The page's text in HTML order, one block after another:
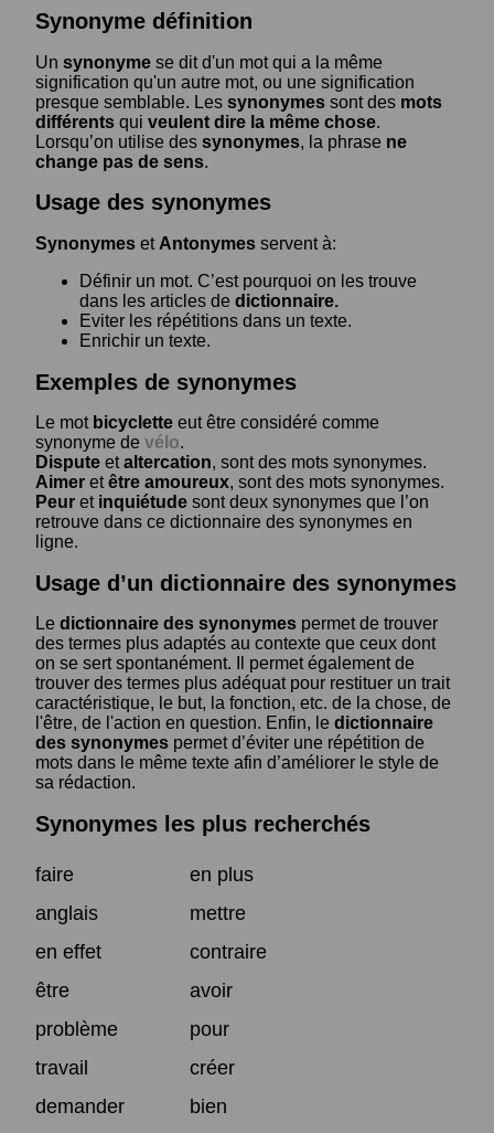
Synonyme définition
Un synonyme se dit d'un mot qui a la même
signification qu'un autre mot, ou une signification
presque semblable. Les synonymes sont des mots
différents qui veulent dire la même chose.
Lorsqu’on utilise des synonymes, la phrase ne
change pas de sens.
Usage des synonymes
Synonymes et Antonymes servent à:
Définir un mot. C’est pourquoi on les trouve
dans les articles de dictionnaire.
Eviter les répétitions dans un texte.
Enrichir un texte.
Exemples de synonymes
Le mot bicyclette eut être considéré comme
synonyme de vélo.
Dispute etaltercation, sont des mots synonymes.
Aimer etêtre amoureux, sont des mots synonymes.
Peur et inquiétude sont deux synonymes que l’on
retrouve dans ce dictionnaire des synonymes en
ligne.
Usage d’un dictionnaire des synonymes
Le dictionnaire des synonymes permet de trouver
des termes plus adaptés au contexte que ceux dont
on se sert spontanément. Il permet également de
trouver des termes plus adéquat pour restituer un trait
caractéristique, le but, la fonction, etc. de la chose, de
l'être, de l'action en question. Enfin, le dictionnaire
des synonymes permet d’éviter une répétition de
mots dans le même texte afin d’améliorer le style de
sa rédaction.
Synonymes les plus recherchés
faire
en plus
anglais
mettre
en effet
contraire
être
avoir
problème
pour
travail
créer
demander
bien